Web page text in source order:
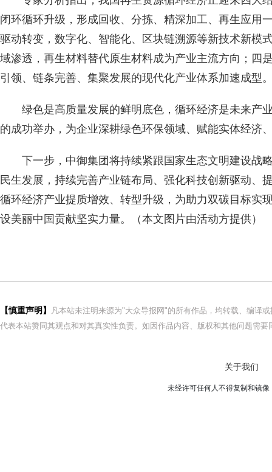
闭环循环升级，形成回收、分拣、精深加工、再生应用
驱动转变，数字化、智能化、区块链溯源等新技术新模
域渗透，再生材料替代原生材料成为产业主流方向；四
引领、链条完善、集聚发展的现代化产业体系加速成型
绿色是高质量发展的鲜明底色，循环经济是未来产
的成功举办，为企业深耕绿色环保领域、赋能实体经济
下一步，中御集团将持续紧跟国家生态文明建设战
民生发展，持续完善产业链布局、强化科技创新驱动、
循环经济产业提质增效、转型升级，为助力双碳目标实
设美丽中国贡献坚实力量。（本文图片由活动方提供）
【慎重声明】
凡本站未注明来源为"大众导报网"的所有作品，均转载、编译
代表本站赞同其观点和对其真实性负责。如因作品内容、版权和其他问题需
关于我们
未经许可任何人不得复制和镜